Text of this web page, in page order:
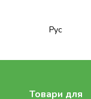
Рус
Товари для